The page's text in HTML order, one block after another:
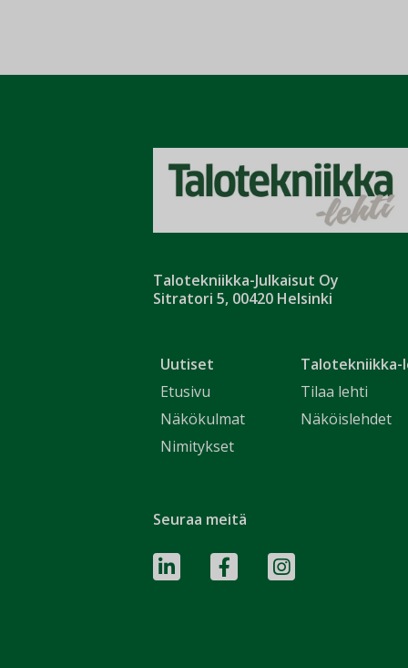
Talotekniikka-Julkaisut Oy
Sitratori 5, 00420 Helsinki
Uutiset
Etusivu
Näkökulmat
Nimitykset
Talotekniikka-
Tilaa lehti
Näköislehdet
Seuraa meitä